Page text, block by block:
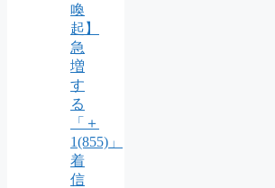
喚
起】
急
増
す
る
「＋
1(855)」
着
信